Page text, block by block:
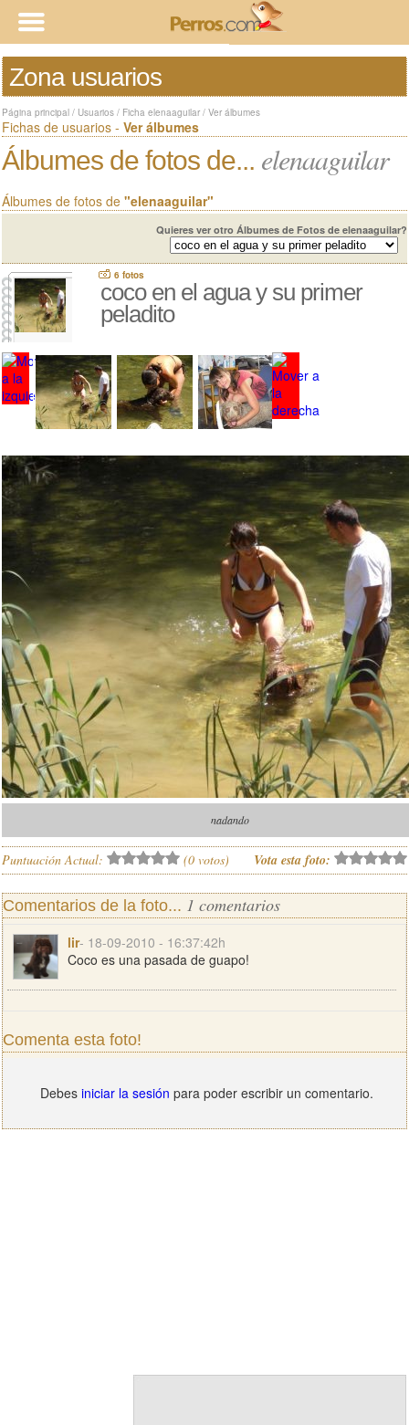
Zona usuarios
Página principal / Usuarios / Ficha elenaaguilar / Ver álbumes
Fichas de usuarios - Ver álbumes
Álbumes de fotos de... elenaaguilar
Álbumes de fotos de "elenaaguilar"
Quieres ver otro Álbumes de Fotos de elenaaguilar?
6 fotos
coco en el agua y su primer
peladito
nadando
Puntuación Actual: (0 votos) Vota esta foto:
Comentarios de la foto... 1 comentarios
lir- 18-09-2010 - 16:37:42h
Coco es una pasada de guapo!
Comenta esta foto!
Debes iniciar la sesión para poder escribir un comentario.